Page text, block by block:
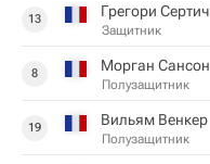
13 Грегори Сертич
Защитник
8 Морган Сансон
Полузащитник
19 Вильям Венкер
Полузащитник